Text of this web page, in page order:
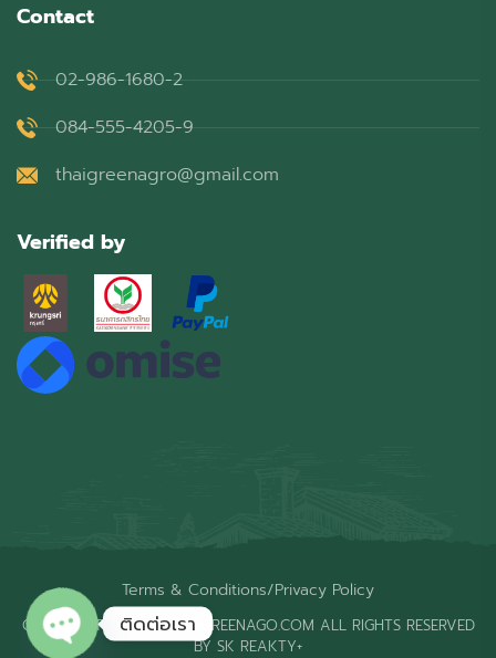
Contact
02-986-1680-2
084-555-4205-9
thaigreenagro@gmail.com
Verified by
COPYRIGHT © 2026 THAIGREENAGO.COM ALL RIGHTS RESERVED
BY SK REAKTY+
Terms & Conditions/Privacy Policy
ติดต่อเรา